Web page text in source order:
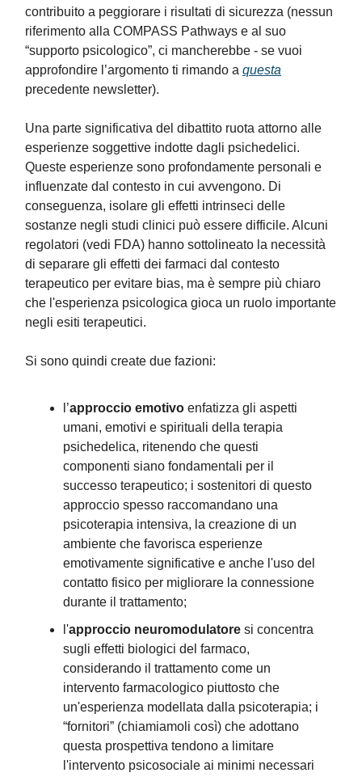
contribuito a peggiorare i risultati di sicurezza (nessun
riferimento alla COMPASS Pathways e al suo
“supporto psicologico”, ci mancherebbe - se vuoi
approfondire l’argomento ti rimando a questa
precedente newsletter).
Una parte significativa del dibattito ruota attorno alle
esperienze soggettive indotte dagli psichedelici.
Queste esperienze sono profondamente personali e
influenzate dal contesto in cui avvengono. Di
conseguenza, isolare gli effetti intrinseci delle
sostanze negli studi clinici può essere difficile. Alcuni
regolatori (vedi FDA) hanno sottolineato la necessità
di separare gli effetti dei farmaci dal contesto
terapeutico per evitare bias, ma è sempre più chiaro
che l'esperienza psicologica gioca un ruolo importante
negli esiti terapeutici.
Si sono quindi create due fazioni:
l’approccio emotivo enfatizza gli aspetti
umani, emotivi e spirituali della terapia
psichedelica, ritenendo che questi
componenti siano fondamentali per il
successo terapeutico; i sostenitori di questo
approccio spesso raccomandano una
psicoterapia intensiva, la creazione di un
ambiente che favorisca esperienze
emotivamente significative e anche l'uso del
contatto fisico per migliorare la connessione
durante il trattamento;
l'approccio neuromodulatore si concentra
sugli effetti biologici del farmaco,
considerando il trattamento come un
intervento farmacologico piuttosto che
un'esperienza modellata dalla psicoterapia; i
“fornitori” (chiamiamoli così) che adottano
questa prospettiva tendono a limitare
l'intervento psicosociale ai minimi necessari